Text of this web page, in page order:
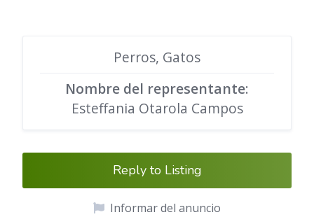
Perros, Gatos
Nombre del representante:
Esteffania Otarola Campos
Reply to Listing
Informar del anuncio